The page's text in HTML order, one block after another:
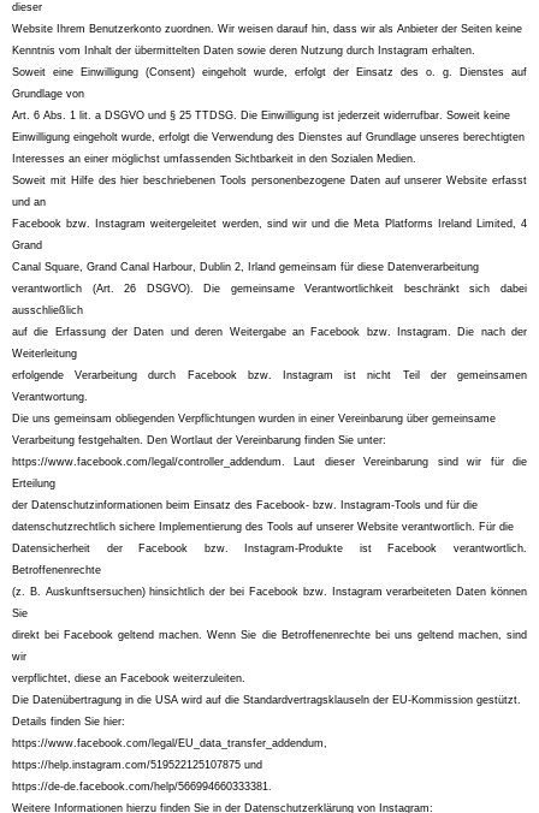
dieser
Website Ihrem Benutzerkonto zuordnen. Wir weisen darauf hin, dass wir als Anbieter der Seiten keine
Kenntnis vom Inhalt der übermittelten Daten sowie deren Nutzung durch Instagram erhalten.
Soweit eine Einwilligung (Consent) eingeholt wurde, erfolgt der Einsatz des o. g. Dienstes auf
Grundlage von
Art. 6 Abs. 1 lit. a DSGVO und § 25 TTDSG. Die Einwilligung ist jederzeit widerrufbar. Soweit keine
Einwilligung eingeholt wurde, erfolgt die Verwendung des Dienstes auf Grundlage unseres berechtigten
Interesses an einer möglichst umfassenden Sichtbarkeit in den Sozialen Medien.
Soweit mit Hilfe des hier beschriebenen Tools personenbezogene Daten auf unserer Website erfasst
und an
Facebook bzw. Instagram weitergeleitet werden, sind wir und die Meta Platforms Ireland Limited, 4
Grand
Canal Square, Grand Canal Harbour, Dublin 2, Irland gemeinsam für diese Datenverarbeitung
verantwortlich (Art. 26 DSGVO). Die gemeinsame Verantwortlichkeit beschränkt sich dabei
ausschließlich
auf die Erfassung der Daten und deren Weitergabe an Facebook bzw. Instagram. Die nach der
Weiterleitung
erfolgende Verarbeitung durch Facebook bzw. Instagram ist nicht Teil der gemeinsamen
Verantwortung.
Die uns gemeinsam obliegenden Verpflichtungen wurden in einer Vereinbarung über gemeinsame
Verarbeitung festgehalten. Den Wortlaut der Vereinbarung finden Sie unter:
https://www.facebook.com/legal/controller_addendum. Laut dieser Vereinbarung sind wir für die
Erteilung
der Datenschutzinformationen beim Einsatz des Facebook- bzw. Instagram-Tools und für die
datenschutzrechtlich sichere Implementierung des Tools auf unserer Website verantwortlich. Für die
Datensicherheit der Facebook bzw. Instagram-Produkte ist Facebook verantwortlich.
Betroffenenrechte
(z. B. Auskunftsersuchen) hinsichtlich der bei Facebook bzw. Instagram verarbeiteten Daten können
Sie
direkt bei Facebook geltend machen. Wenn Sie die Betroffenenrechte bei uns geltend machen, sind
wir
verpflichtet, diese an Facebook weiterzuleiten.
Die Datenübertragung in die USA wird auf die Standardvertragsklauseln der EU-Kommission gestützt.
Details finden Sie hier:
https://www.facebook.com/legal/EU_data_transfer_addendum,
https://help.instagram.com/519522125107875 und
https://de-de.facebook.com/help/566994660333381.
Weitere Informationen hierzu finden Sie in der Datenschutzerklärung von Instagram: